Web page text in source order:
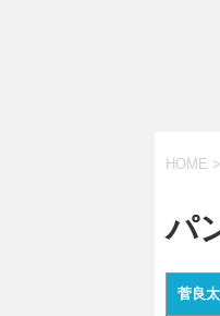
HOME >
パ
菅良